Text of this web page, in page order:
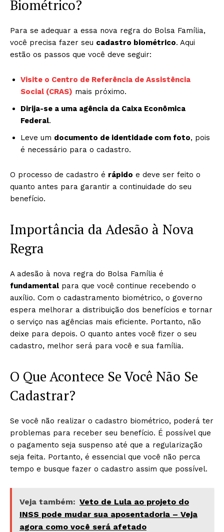
Biométrico?
Para se adequar a essa nova regra do Bolsa Família,
você precisa fazer seu cadastro biométrico. Aqui
estão os passos que você deve seguir:
Visite o Centro de Referência de Assistência
Social (CRAS) mais próximo.
Dirija-se a uma agência da Caixa Econômica
Federal.
Leve um documento de identidade com foto, pois
é necessário para o cadastro.
O processo de cadastro é rápido e deve ser feito o
quanto antes para garantir a continuidade do seu
benefício.
Importância da Adesão à Nova
Regra
A adesão à nova regra do Bolsa Família é
fundamental para que você continue recebendo o
auxílio. Com o cadastramento biométrico, o governo
espera melhorar a distribuição dos benefícios e tornar
o serviço nas agências mais eficiente. Portanto, não
deixe para depois. O quanto antes você fizer o seu
cadastro, melhor será para você e sua família.
O Que Acontece Se Você Não Se
Cadastrar?
Se você não realizar o cadastro biométrico, poderá ter
problemas para receber seu benefício. É possível que
o pagamento seja suspenso até que a regularização
seja feita. Portanto, é essencial que você não perca
tempo e busque fazer o cadastro assim que possível.
Veja também: Veto de Lula ao projeto do
INSS pode mudar sua aposentadoria – Veja
agora como você será afetado